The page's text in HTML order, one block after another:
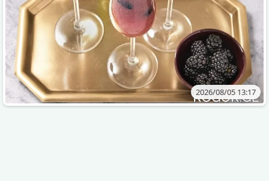
2026/08/05 13:17